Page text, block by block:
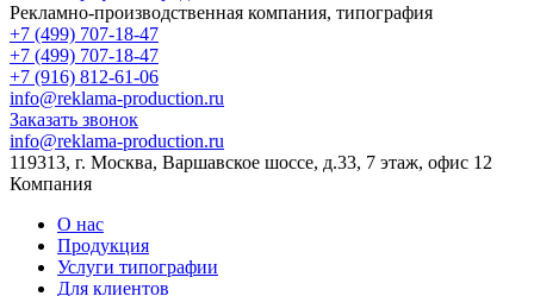
Рекламно-производственная компания, типография
+7 (499) 707-18-47
+7 (499) 707-18-47
+7 (916) 812-61-06
info@reklama-production.ru
Заказать звонок
info@reklama-production.ru
119313, г. Москва, Варшавское шоссе, д.33, 7 этаж, офис 12
Компания
О нас
Продукция
Услуги типографии
Для клиентов